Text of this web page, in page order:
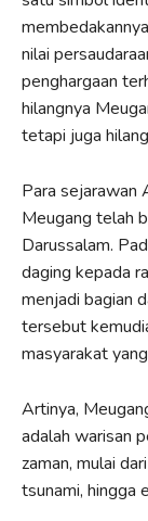
nilai
penghargaan
hilangnya
tetapi juga
Para sejarawan
Meugang telah
Darussalam.
daging kepada
menjadi bagian
tersebut
masyarakat
Artinya,
adalah warisan
zaman, mulai
tsunami, hingga